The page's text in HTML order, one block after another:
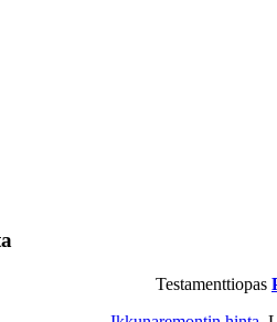
Testamenttiopas